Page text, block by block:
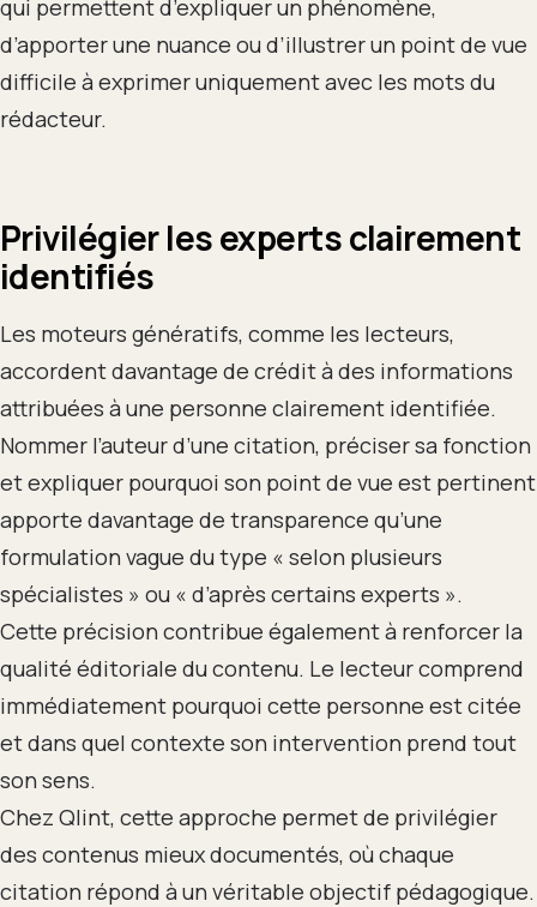
qui permettent d’expliquer un phénomène,
d’apporter une nuance ou d’illustrer un point de vue
difficile à exprimer uniquement avec les mots du
rédacteur.
Privilégier les experts clairement
identifiés
Les moteurs génératifs, comme les lecteurs,
accordent davantage de crédit à des informations
attribuées à une personne clairement identifiée.
Nommer l’auteur d’une citation, préciser sa fonction
et expliquer pourquoi son point de vue est pertinent
apporte davantage de transparence qu’une
formulation vague du type « selon plusieurs
spécialistes » ou « d’après certains experts ».
Cette précision contribue également à renforcer la
qualité éditoriale du contenu. Le lecteur comprend
immédiatement pourquoi cette personne est citée
et dans quel contexte son intervention prend tout
son sens.
Chez Qlint, cette approche permet de privilégier
des contenus mieux documentés, où chaque
citation répond à un véritable objectif pédagogique.